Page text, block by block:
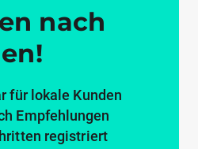
nach
für lokale Kunden
Empfehlungen
registriert